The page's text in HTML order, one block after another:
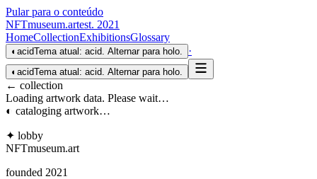
Pular para o conteúdo
NFTmuseum.artest. 2021
HomeCollectionExhibitionsGlossary
◐ acidTema atual: acid. Alternar para holo. ·
◐ acidTema atual: acid. Alternar para holo.
← collection
Loading artwork data. Please wait…
◐ cataloging artwork…
✦ lobby
NFTmuseum.art
founded 2021